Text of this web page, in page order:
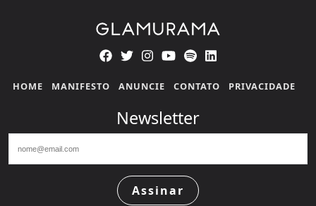
HOME MANIFESTO ANUNCIE CONTATO PRIVACIDADE
Newsletter